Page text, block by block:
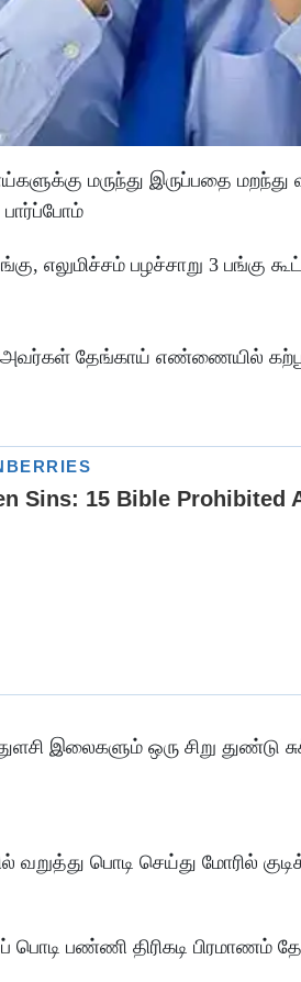
மருந்து இருப்பதை மறந்து
எலுமிச்சம் பழச்சாறு 3 பங்கு
தேங்காய் எண்ணையில்
இலைகளும் ஒரு சிறு துண்டு
பொடி செய்து மோரில்
பொடி பண்ணி திரிகடி பிரமாணம்